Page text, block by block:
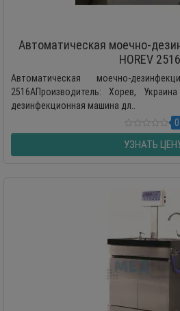
Автоматическая моечно-
HOREV
Автоматическая моечно-
2516AПроизводитель: Хорев,
дезинфекционная машина дл..
0
УЗНАТЬ